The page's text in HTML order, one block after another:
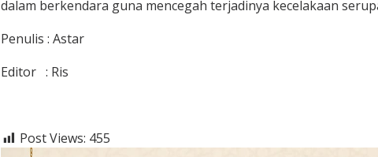
dalam berkendara guna mencegah terjadinya kecelakaan
Penulis : Astar
Editor : Ris
Post Views: 455